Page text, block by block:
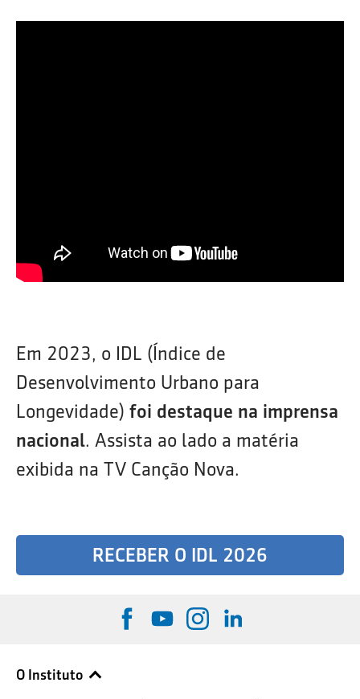
Em 2023, o IDL (Índice de
Desenvolvimento Urbano para
Longevidade) foi destaque na imprensa
nacional. Assista ao lado a matéria
exibida na TV Canção Nova.
RECEBER O IDL 2026
O Instituto